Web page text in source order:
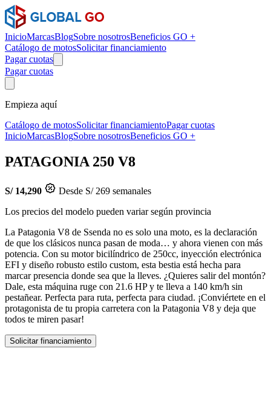
InicioMarcasBlogSobre nosotrosBeneficios GO +
Catálogo de motosSolicitar financiamiento
Pagar cuotas
Pagar cuotas
Empieza aquí
Catálogo de motosSolicitar financiamientoPagar cuotas
InicioMarcasBlogSobre nosotrosBeneficios GO +
PATAGONIA 250 V8
S/ 14,290
Desde S/ 269 semanales
Los precios del modelo pueden variar según provincia
La Patagonia V8 de Ssenda no es solo una moto, es la declaración
de que los clásicos nunca pasan de moda… y ahora vienen con más
potencia. Con su motor bicilíndrico de 250cc, inyección electrónica
EFI y diseño robusto estilo custom, esta bestia está hecha para
marcar presencia donde sea que la lleves. ¿Quieres salir del montón?
Dale, esta máquina ruge con 21.6 HP y te lleva a 140 km/h sin
pestañear. Perfecta para ruta, perfecta para ciudad. ¡Conviértete en el
protagonista de tu propia carretera con la Patagonia V8 y deja que
todos te miren pasar!
Solicitar financiamiento